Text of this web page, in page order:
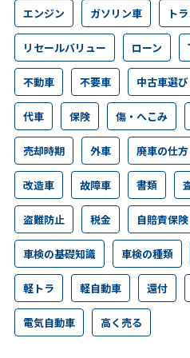
エンジン ガソリン車 ト
リセールバリュー ローン
不動車 不要車 中古車選び
代車 保険 傷・へこみ
売却時期 外車 廃車の仕方
改造車 故障車 書類
盗難防止 税金 自賠責保険
車検の基礎知識 車検の種類
軽トラ 軽自動車 還付
電気自動車 高く売る